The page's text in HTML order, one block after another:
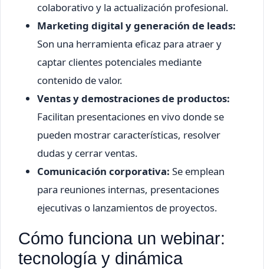
colaborativo y la actualización profesional.
Marketing digital y generación de leads:
Son una herramienta eficaz para atraer y
captar clientes potenciales mediante
contenido de valor.
Ventas y demostraciones de productos:
Facilitan presentaciones en vivo donde se
pueden mostrar características, resolver
dudas y cerrar ventas.
Comunicación corporativa: Se emplean
para reuniones internas, presentaciones
ejecutivas o lanzamientos de proyectos.
Cómo funciona un webinar:
tecnología y dinámica